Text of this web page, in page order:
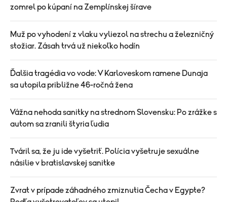
zomrel po kúpaní na Zemplínskej šírave
Muž po vyhodení z vlaku vyliezol na strechu a železničný
stožiar. Zásah trvá už niekoľko hodín
Ďalšia tragédia vo vode: V Karloveskom ramene Dunaja
sa utopila približne 46-ročná žena
Vážna nehoda sanitky na strednom Slovensku: Po zrážke s
autom sa zranili štyria ľudia
Tváril sa, že ju ide vyšetriť. Polícia vyšetruje sexuálne
násilie v bratislavskej sanitke
Zvrat v prípade záhadného zmiznutia Čecha v Egypte?